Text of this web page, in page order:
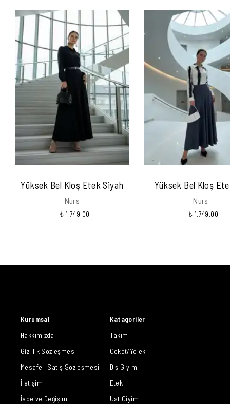
Yüksek Bel Kloş Etek Siyah
Nurs
₺ 1,749.00
Yüksek Bel Kloş
Nurs
₺ 1,749.00
Kurumsal
Hakkımızda
Gizlilik Sözleşmesi
Mesafeli Satış Sözleşmesi
İletişim
İade ve Değişim
Katagoriler
Takım
Ceket/Yelek
Dış Giyim
Etek
Üst Giyim